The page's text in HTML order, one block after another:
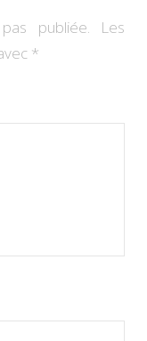
publiée.
Les
*